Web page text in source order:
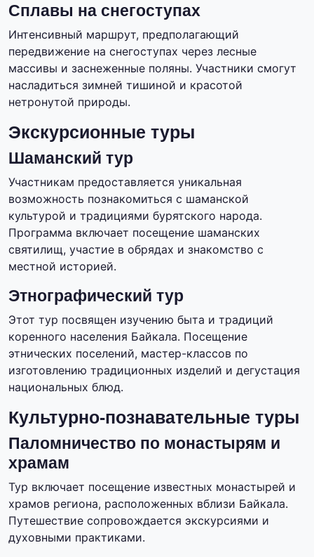
Сплавы на снегоступах
Интенсивный маршрут, предполагающий
передвижение на снегоступах через лесные
массивы и заснеженные поляны. Участники смогут
насладиться зимней тишиной и красотой
нетронутой природы.
Экскурсионные туры
Шаманский тур
Участникам предоставляется уникальная
возможность познакомиться с шаманской
культурой и традициями бурятского народа.
Программа включает посещение шаманских
святилищ, участие в обрядах и знакомство с
местной историей.
Этнографический тур
Этот тур посвящен изучению быта и традиций
коренного населения Байкала. Посещение
этнических поселений, мастер-классов по
изготовлению традиционных изделий и дегустация
национальных блюд.
Культурно-познавательные туры
Паломничество по монастырям и
храмам
Тур включает посещение известных монастырей и
храмов региона, расположенных вблизи Байкала.
Путешествие сопровождается экскурсиями и
духовными практиками.